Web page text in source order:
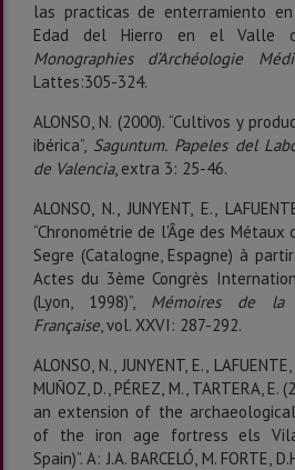
las practicas de enterramiento
Edad del Hierro en el Valle
Monographies d’Archéologie
Lattes:305-324.
ALONSO, N. (2000). “Cultivos y
ibérica”, Saguntum. Papeles del
de Valencia, extra 3: 25-46.
ALONSO, N., JUNYENT, E.,
“Chronométrie de l'Âge des
Segre (Catalogne, Espagne) à
Actes du 3ème Congrès
(Lyon, 1998)”, Mémoires de la
Française, vol. XXVI: 287-292.
ALONSO, N., JUNYENT, E.,
MUÑOZ, D., PÉREZ, M., TARTERA,
an extension of the
of the iron age fortress els
Spain)”. A: J.A. BARCELÓ, M. FORTE,